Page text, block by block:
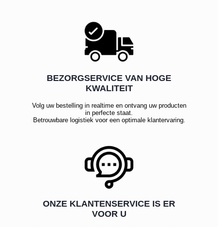
BEZORGSERVICE VAN HOGE
KWALITEIT
Volg uw bestelling in realtime en ontvang uw producten
in perfecte staat.
Betrouwbare logistiek voor een optimale klantervaring.
ONZE KLANTENSERVICE IS ER
VOOR U